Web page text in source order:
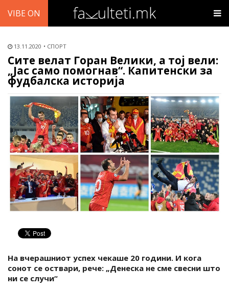
VIBE ON
13.11.2020 СПОРТ
Сите велат Горан Велики, а тој вели:
„Јас само помогнав“. Капитенски за
фудбалска историја
На вчерашниот успех чекаше 20 години. И кога
сонот се оствари, рече: „Денеска не сме свесни што
ни се случи“